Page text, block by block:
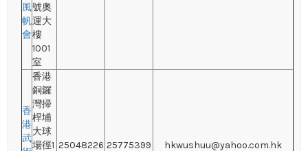
風
帆
會
號奧
運大
樓
1001
室
香
港
武
香港
銅鑼
灣掃
桿埔
大球
場徑1 25048226 25775399 hkwushuu@yahoo.com.hk